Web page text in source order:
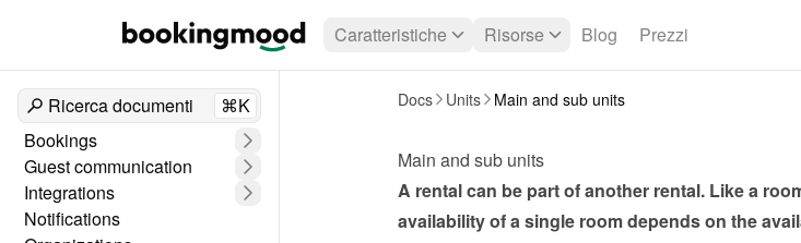
Caratteristiche Risorse Blog Prezzi
Ricerca documenti
⌘K
Bookings
Guest communication
Integrations
Notifications
Docs Units Main and sub units
Main and sub units
A rental can be part of another rental. Like a
availability of a single room depends on the